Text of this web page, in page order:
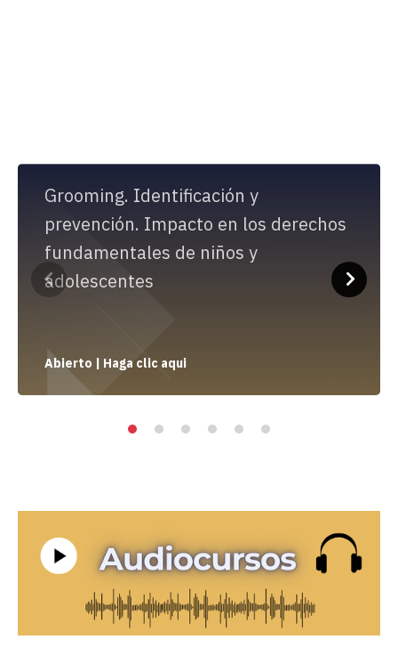
Grooming. Identificación y
prevención. Impacto en los derechos
fundamentales de niños y
adolescentes
Abierto | Haga clic aqui